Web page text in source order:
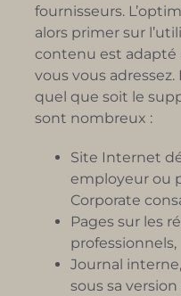
fournisseurs.
alors primer sur
contenu est adapté
vous vous
quel que soit le
sont nombreux :
Site Internet
employeur ou
Corporate
Pages sur les
professionnels,
Journal
sous sa